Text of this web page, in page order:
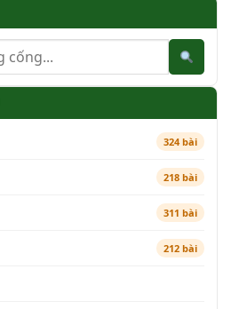
324 bài
218 bài
311 bài
212 bài